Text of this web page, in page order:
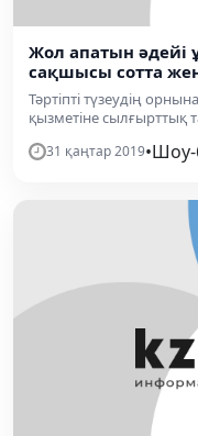
Жол апатын әдейі
сақшысы сотта
Тәртіпті түзеудің
қызметіне сылғырттық
31 қаңтар 2019•Шоу-